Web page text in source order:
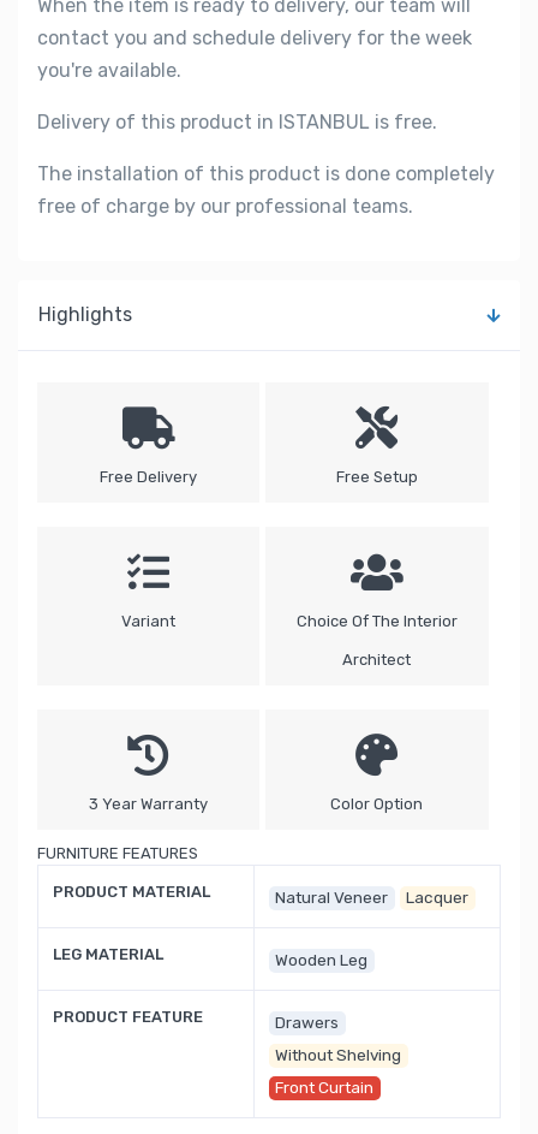
When the item is ready to delivery, our team will
contact you and schedule delivery for the week
you're available.
Delivery of this product in ISTANBUL is free.
The installation of this product is done completely
free of charge by our professional teams.
Highlights
Free Delivery Free Setup
Variant Choice Of The Interior
Architect
3 Year Warranty Color Option
FURNITURE FEATURES
PRODUCT MATERIAL Natural Veneer Lacquer
LEG MATERIAL Wooden Leg
PRODUCT FEATURE
Drawers
Without Shelving
Front Curtain